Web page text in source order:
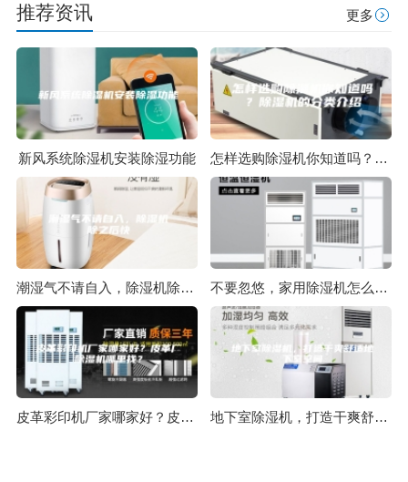
推荐资讯 更多
新风系统除湿机安装除湿功能 怎样选购除湿机你知道吗？除湿机的分类介绍
潮湿气不请自入，除湿机除之后快 不要忽悠，家用除湿机怎么选才好？
皮革彩印机厂家哪家好？皮革厂除湿机哪里找？ 地下室除湿机，打造干爽舒适地下室空间